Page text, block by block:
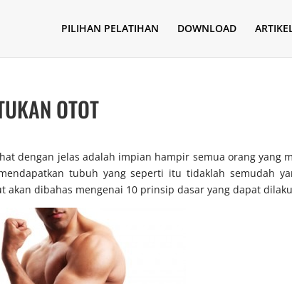
PILIHAN PELATIHAN DOWNLOAD
OTOT
dengan jelas adalah impian hampir semua orang yang
tubuh yang seperti itu tidaklah semudah
dibahas mengenai 10 prinsip dasar yang dapat